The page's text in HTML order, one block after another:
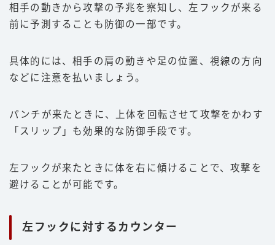
相手の動きから攻撃の予兆を察知し、左フックが来る
前に予測することも防御の一部です。
具体的には、相手の肩の動きや足の位置、視線の方向
などに注意を払いましょう。
パンチが来たときに、上体を回転させて攻撃をかわす
「スリップ」も効果的な防御手段です。
左フックが来たときに体を右に傾けることで、攻撃を
避けることが可能です。
左フックに対するカウンター